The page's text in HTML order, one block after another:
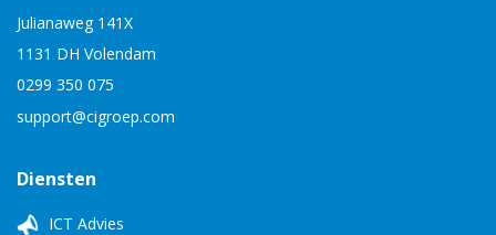
Julianaweg 141X
1131 DH Volendam
0299 350 075
support@cigroep.com
Diensten
ICT Advies